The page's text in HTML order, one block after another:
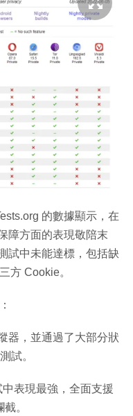
的數據顯示，在
障方面的表現敬陪末
試中未能達標，包括缺
方 Cookie。
器，並通過了大部分狀
試。
中表現最強，全面支援
。